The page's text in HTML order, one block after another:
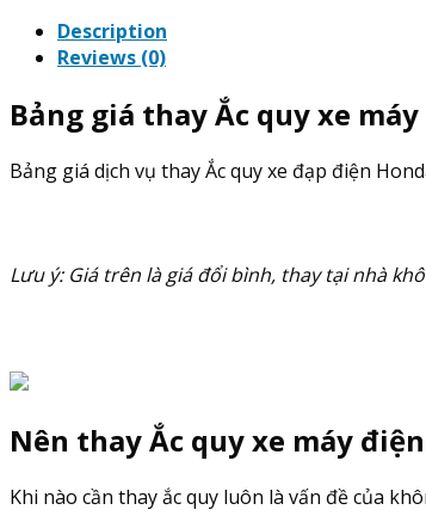
xe
máy
Honda
quantity
Description
Reviews (0)
Bảng giá thay Ắc quy xe
Bảng giá dịch vụ thay Ắc quy xe đạp điện
Lưu ý: Giá trên là giá đổi bình, thay tại nhà
Nên thay Ắc quy xe máy
Khi nào cần thay ắc quy luôn là vấn đề của